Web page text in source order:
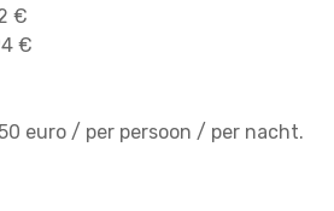
€
€
euro / per persoon / per nacht.